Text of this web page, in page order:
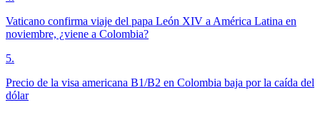
Vaticano confirma viaje del papa León XIV a América Latina en
noviembre, ¿viene a Colombia?
5.
Precio de la visa americana B1/B2 en Colombia baja por la caída del
dólar